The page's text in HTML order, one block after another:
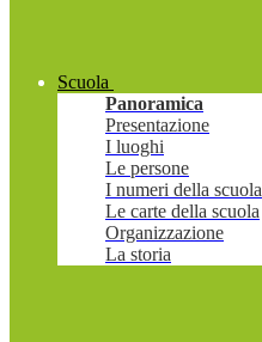
Scuola
Panoramica
Presentazione
I luoghi
Le persone
I numeri della scuola
Le carte della scuola
Organizzazione
La storia